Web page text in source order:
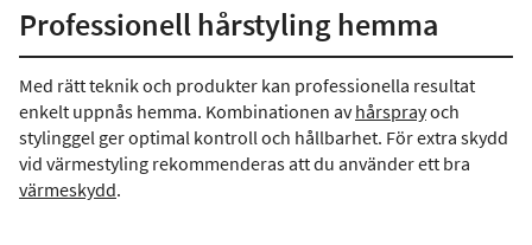
Professionell hårstyling hemma
Med rätt teknik och produkter kan professionella resultat
enkelt uppnås hemma. Kombinationen avhårsprayoch
stylinggel ger optimal kontroll och hållbarhet. För extra skydd
vid värmestyling rekommenderas att du använder ett bra
värmeskydd.